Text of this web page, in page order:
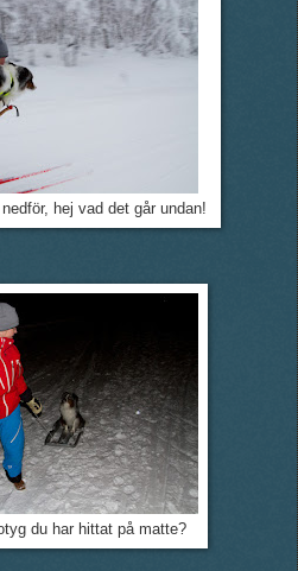
hej vad det går undan!
du har hittat på matte?